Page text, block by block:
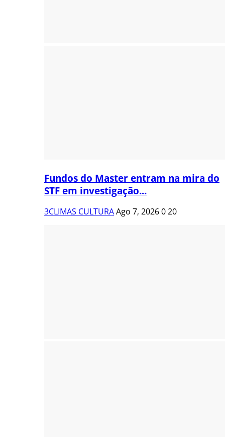
Fundos do Master entram na mira do
STF em investigação...
3CLIMAS CULTURAAgo 7, 2026020